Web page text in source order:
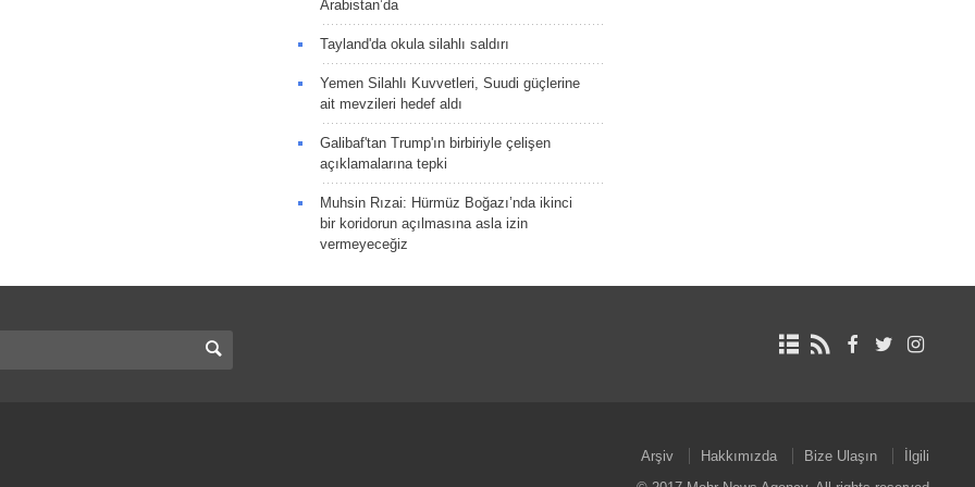
Arabistan’da
Tayland'da okula silahlı saldırı
Yemen Silahlı Kuvvetleri, Suudi güçlerine
ait mevzileri hedef aldı
Galibaf'tan Trump'ın birbiriyle çelişen
açıklamalarına tepki
Muhsin Rızai: Hürmüz Boğazı’nda ikinci
bir koridorun açılmasına asla izin
vermeyeceğiz
Arşiv Hakkımızda Bize Ulaşın
İlgili